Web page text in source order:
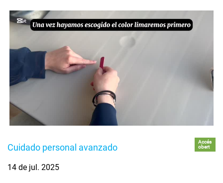
Cuidado personal avanzado
Accés
obert
14 de jul. 2025